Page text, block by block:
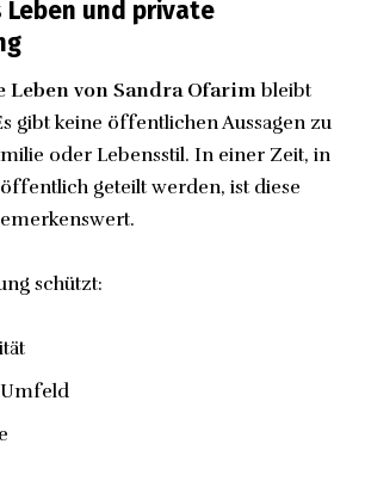
Leben und private
Leben von Sandra Ofarimbleibt
gibt keine öffentlichen Aussagen zu
oder Lebensstil. In einer Zeit, in
geteilt werden, ist diese
schützt: